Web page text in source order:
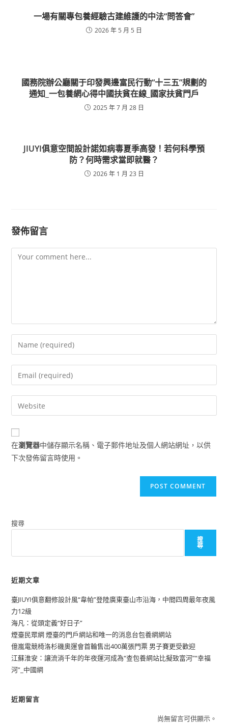
一場有關專包養經驗古建維護的中法“問答會”
2026 年 5 月 5 日
國務院辦公廳關于印發興邊富民行動“十三五”規劃的
通知_一包養網心得中國扶貧在線_國家扶貧門戶
2025 年 7 月 28 日
JIUYI俱意空間設計諾如病毒夏季高發！若何科學預
防？何時需求當即就醫？
2026 年 1 月 23 日
發佈留言
Comment
Enter
your
name
comment
Enter
your
email
address
comment
Enter
your
website
URL
(optional)
在瀏覽器中儲存顯示名稱、電子郵件地址及個人網站網址，以供
下次發佈留言時使用。
搜尋
搜
尋
近期文章
臺JIUYI俱意翻修設計風“韋帕”登陸廣東臺山市沿海，中間四周最年夜風
力12級
海凡：從頭定義“好日子”
煙臺民眾網 煙臺的門戶網站和唯一的消息台包養網網站
億嵐電競椅洛杉磯奧運會首輪售出400萬張門票 男子賽更受歡迎
江蘇淮安：讓流淌千年的年夜運河成為“查包養網站比擬致富河”“幸福
河”_中國網
近期留言
尚無留言可供顯示。